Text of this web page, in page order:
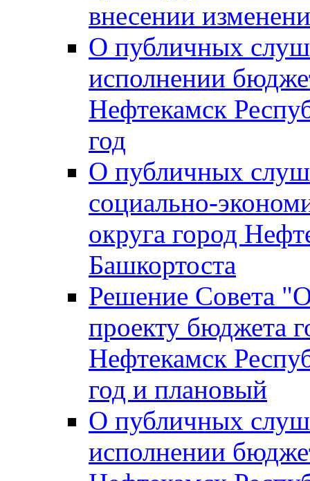
внесении
О публичных
исполнении
Нефтекамск
год
О публичных
социально-
округа город
Башкортоста
Решение Совета
проекту бюджета
Нефтекамск
год и плановый
О публичных
исполнении